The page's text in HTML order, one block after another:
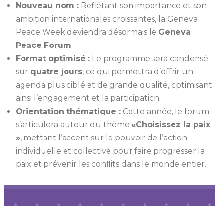
Nouveau nom : Reflétant son importance et son
ambition internationales croissantes, la Geneva
Peace Week deviendra désormais le Geneva
Peace Forum.
Format optimisé : Le programme sera condensé
sur quatre jours, ce qui permettra d’offrir un
agenda plus ciblé et de grande qualité, optimisant
ainsi l’engagement et la participation.
Orientation thématique : Cette année, le forum
s’articulera autour du thème «Choisissez la paix
», mettant l’accent sur le pouvoir de l’action
individuelle et collective pour faire progresser la
paix et prévenir les conflits dans le monde entier.